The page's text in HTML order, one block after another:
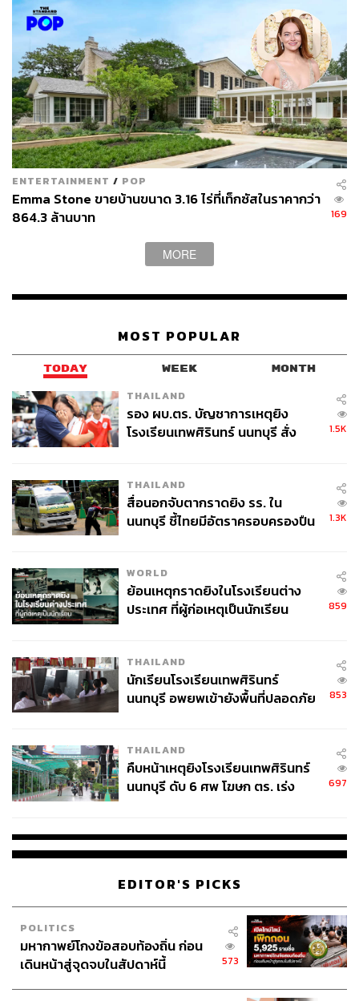
ENTERTAINMENT / POP
Emma Stone ขายบ้านขนาด 3.16 ไร่ที่เท็กซัสในราคากว่า
864.3 ล้านบาท
169
MORE
MOST POPULAR
TODAY WEEK MONTH
THAILAND
รอง ผบ.ตร. บัญชาการเหตุยิง
โรงเรียนเทพศิรินทร์ นนทบุรี สั่ง
1.5K
THAILAND
สื่อนอกจับตากราดยิง รร. ใน
นนทบุรี ชี้ไทยมีอัตราครอบครองปืน
1.3K
WORLD
ย้อนเหตุกราดยิงในโรงเรียนต่าง
ประเทศ ที่ผู้ก่อเหตุเป็นนักเรียน
859
THAILAND
นักเรียนโรงเรียนเทพศิรินทร์
นนทบุรี อพยพเข้ายังพื้นที่ปลอดภัย
853
THAILAND
คืบหน้าเหตุยิงโรงเรียนเทพศิรินทร์
นนทบุรี ดับ 6 ศพ โฆษก ตร. เร่ง
697
EDITOR'S PICKS
POLITICS
มหากาพย์โกงข้อสอบท้องถิ่น ก่อน
เดินหน้าสู่จุดจบในสัปดาห์นี้
573